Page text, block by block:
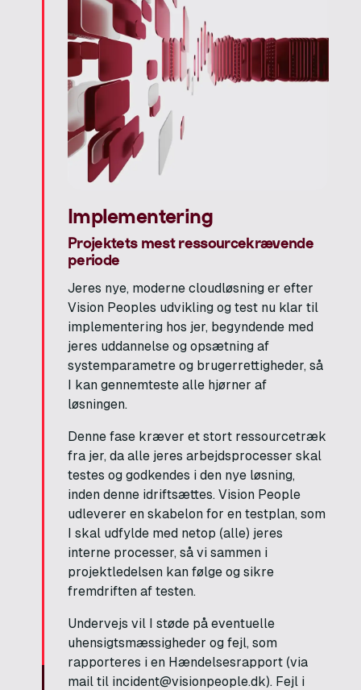
Implementering
Projektets mest ressourcekrævende
periode
Jeres nye, moderne cloudløsning er efter
Vision Peoples udvikling og test nu klar til
implementering hos jer, begyndende med
jeres uddannelse og opsætning af
systemparametre og brugerrettigheder, så
I kan gennemteste alle hjørner af
løsningen.
Denne fase kræver et stort ressourcetræk
fra jer, da alle jeres arbejdsprocesser skal
testes og godkendes i den nye løsning,
inden denne idriftsættes. Vision People
udleverer en skabelon for en testplan, som
I skal udfylde med netop (alle) jeres
interne processer, så vi sammen i
projektledelsen kan følge og sikre
fremdriften af testen.
Undervejs vil I støde på eventuelle
uhensigtsmæssigheder og fejl, som
rapporteres i en Hændelsesrapport (via
mail til incident@visionpeople.dk). Fejl i